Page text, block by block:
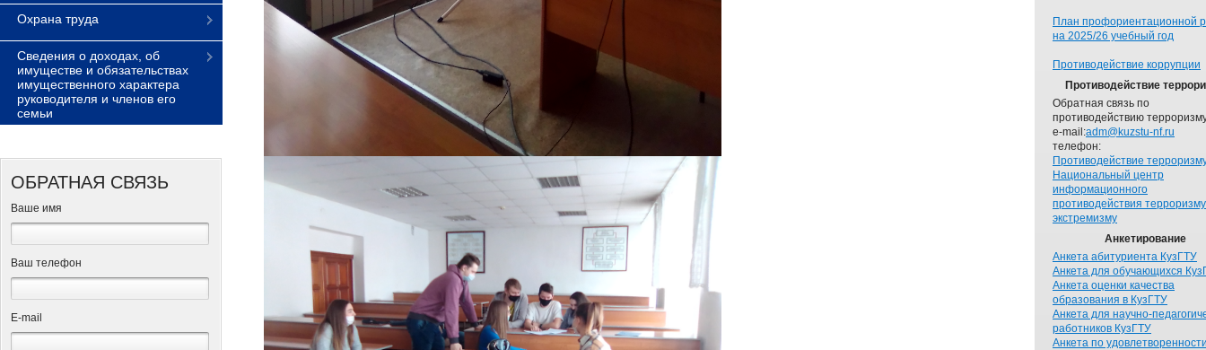
Охрана труда
Сведения о доходах, об
имуществе и обязательствах
имущественного характера
руководителя и членов его
семьи
ОБРАТНАЯ СВЯЗЬ
Ваше имя
Ваш телефон
Е-mail
План профориентационной
на 2025/26 учебный год
Противодействие коррупции
Противодействие
Обратная связь по
противодействию
e-mail:adm@kuzstu-nf.ru
телефон:
Противодействие
Национальный центр
информационного
противодействия
экстремизму
Анкетирование
Анкета абитуриента КузГТУ
Анкета для обучающихся
Анкета оценки качества
образования в КузГТУ
Анкета для научно-
работников КузГТУ
Анкета по